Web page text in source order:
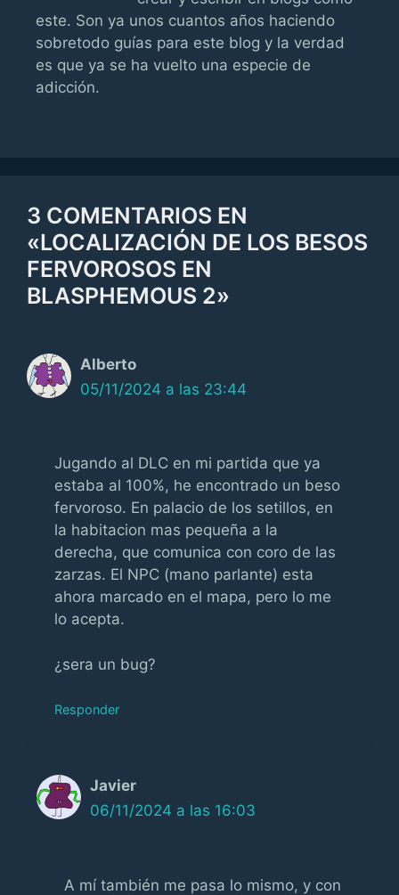
este. Son ya unos cuantos años haciendo
sobretodo guías para este blog y la verdad
es que ya se ha vuelto una especie de
adicción.
3 COMENTARIOS EN
«LOCALIZACIÓN DE LOS BESOS
FERVOROSOS EN
BLASPHEMOUS 2»
Alberto
05/11/2024 a las 23:44
Jugando al DLC en mi partida que ya
estaba al 100%, he encontrado un beso
fervoroso. En palacio de los setillos, en
la habitacion mas pequeña a la
derecha, que comunica con coro de las
zarzas. El NPC (mano parlante) esta
ahora marcado en el mapa, pero lo me
lo acepta.
¿sera un bug?
Responder
Javier
06/11/2024 a las 16:03
A mí también me pasa lo mismo, y con